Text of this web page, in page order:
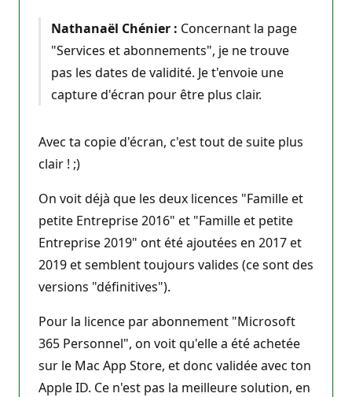
Nathanaël Chénier : Concernant la page
"Services et abonnements", je ne trouve
pas les dates de validité. Je t'envoie une
capture d'écran pour être plus clair.
Avec ta copie d'écran, c'est tout de suite plus
clair ! ;)
On voit déjà que les deux licences "Famille et
petite Entreprise 2016" et "Famille et petite
Entreprise 2019" ont été ajoutées en 2017 et
2019 et semblent toujours valides (ce sont des
versions "définitives").
Pour la licence par abonnement "Microsoft
365 Personnel", on voit qu'elle a été achetée
sur le Mac App Store, et donc validée avec ton
Apple ID. Ce n'est pas la meilleure solution, en